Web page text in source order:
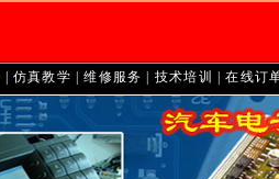
|仿真教学 |维修服务 技术培训 |在线订